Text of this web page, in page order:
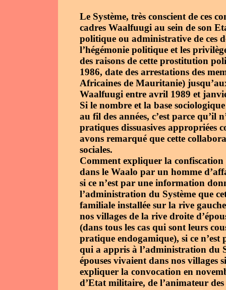
Le Système, très conscient de ces
cadres Waalfuugi au sein de son
politique ou administrative de ces
l’hégémonie politique et les
des raisons de cette prostitution
1986, date des arrestations des
Africaines de Mauritanie)
Waalfuugi entre avril 1989 et
Si le nombre et la base
au fil des années, c’est parce qu’il
pratiques dissuasives appropriées
avons remarqué que cette
sociales.
Comment expliquer la
dans le Waalo par un homme
si ce n’est par une information
l’administration du Système que
familiale installée sur la rive
nos villages de la rive droite
(dans tous les cas qui sont leurs
pratique endogamique), si ce
qui a appris à l’administration du
épouses vivaient dans nos villages
expliquer la convocation en
d’Etat militaire, de l’animateur